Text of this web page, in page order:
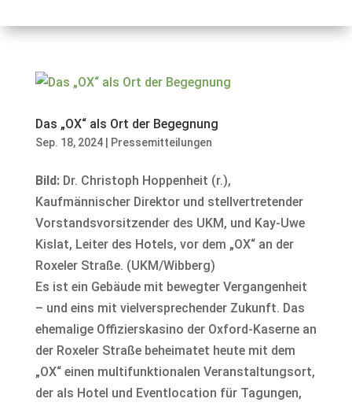
Das „OX“ als Ort der Begegnung
Sep. 18, 2024| Pressemitteilungen
Bild:Dr. Christoph Hoppenheit (r.),
Kaufmännischer Direktor und stellvertretender
Vorstandsvorsitzender des UKM, und Kay-Uwe
Kislat, Leiter des Hotels, vor dem „OX“ an der
Roxeler Straße. (UKM/Wibberg)
Es ist ein Gebäude mit bewegter Vergangenheit
– und eins mit vielversprechender Zukunft. Das
ehemalige Offizierskasino der Oxford-Kaserne an
der Roxeler Straße beheimatet heute mit dem
„OX“ einen multifunktionalen Veranstaltungsort,
der als Hotel und Eventlocation für Tagungen,